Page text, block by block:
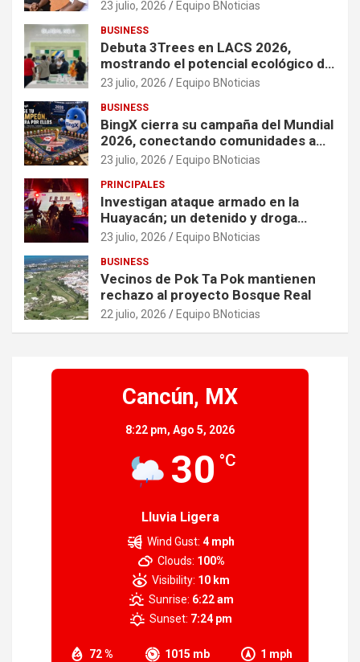
crisis
23 julio, 2026 Equipo BNoticias
BUSINESS
Debuta 3Trees en LACS 2026,
mostrando el potencial ecológico de
China en América
23 julio, 2026 Equipo BNoticias
BUSINESS
BingX cierra su campaña del Mundial
2026, conectando comunidades a
través de experiencias exclusivas
23 julio, 2026 Equipo BNoticias
PRINCIPALES
Investigan ataque armado en la
Huayacán; un detenido y droga
asegurada tras persecución
23 julio, 2026 Equipo BNoticias
BUSINESS
Vecinos de Pok Ta Pok mantienen
rechazo al proyecto Bosque Real
22 julio, 2026 Equipo BNoticias
Cancún, MX
8:22 pm, Ago 5, 2026
30 °C
Lluvia Ligera
72 % 1015 mb 1 mph
Wind Gust: 4 mph
Clouds: 100%
Visibility: 10 km
Sunrise: 6:22 am
Sunset: 7:24 pm